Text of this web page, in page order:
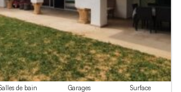
de bain Garages Surface